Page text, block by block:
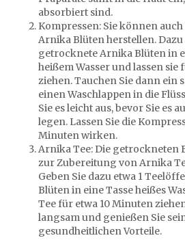
absorbiert sind.
Kompressen: Sie können
Arnika Blüten herstellen. Dazu
getrocknete Arnika Blüten in
heißem Wasser und lassen sie
ziehen. Tauchen Sie dann ein
einen Waschlappen in die
Sie es leicht aus, bevor Sie es
legen. Lassen Sie die
Minuten wirken.
Arnika Tee: Die getrockneten
zur Zubereitung von Arnika
Geben Sie dazu etwa 1
Blüten in eine Tasse heißes
Tee für etwa 10 Minuten
langsam und genießen Sie
gesundheitlichen Vorteile.